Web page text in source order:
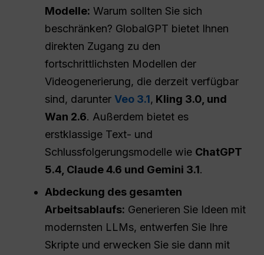
Modelle: Warum sollten Sie sich
beschränken? GlobalGPT bietet Ihnen
direkten Zugang zu den
fortschrittlichsten Modellen der
Videogenerierung, die derzeit verfügbar
sind, darunterVeo 3.1, Kling 3.0, und
Wan 2.6. Außerdem bietet es
erstklassige Text- und
Schlussfolgerungsmodelle wie ChatGPT
5.4, Claude 4.6 und Gemini 3.1.
Abdeckung des gesamten
Arbeitsablaufs: Generieren Sie Ideen mit
modernsten LLMs, entwerfen Sie Ihre
Skripte und erwecken Sie sie dann mit